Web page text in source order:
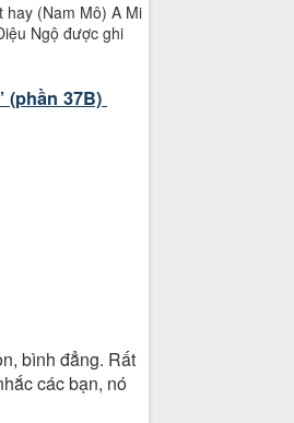
hay (Nam Mô) A Mi
Ngộ được ghi
(phần 37B)
bình đẳng. Rất
các bạn, nó